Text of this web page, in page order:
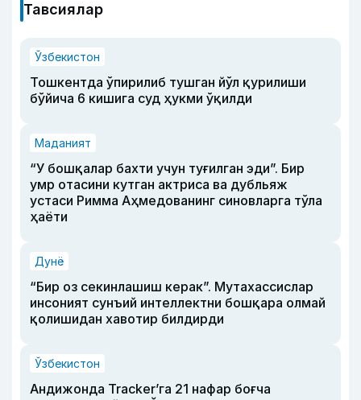
Тавсиялар
Ўзбекистон
Тошкентда ўпирилиб тушган йўл қурилиши
бўйича 6 кишига суд ҳукми ўқилди
Маданият
“У бошқалар бахти учун туғилган эди”. Бир
умр отасини кутган актриса ва дубльяж
устаси Римма Аҳмедованинг синовларга тўла
ҳаёти
Дунё
“Бир оз секинлашиш керак”. Мутахассислар
инсоният сунъий интеллектни бошқара олмай
қолишидан хавотир билдирди
Ўзбекистон
Андижонда Tracker’га 21 нафар боғча